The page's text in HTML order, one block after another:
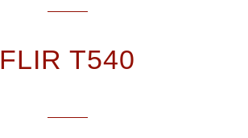
FLIR T540